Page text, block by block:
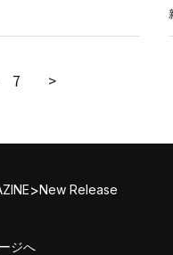
7 >
>New Release
ジへ